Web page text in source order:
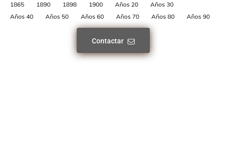
1865 1890 1898 1900 Años 20
Años 30
Años 40
Años 50 Años 60 Años 70 Años 80 Años 90
Contactar